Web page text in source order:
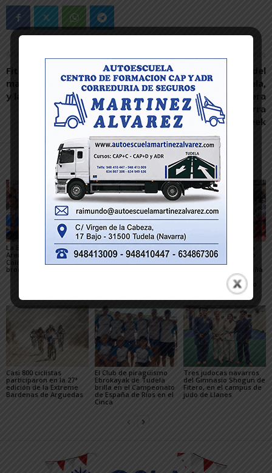
Artículo anterior
Fitero vive unas Navidades
marcadas por la tradición
y la implicación vecinal
Artículo siguiente
Víctor Rodríguez, del
“Consentidos” de Tudela,
ganador de la primera
edición de la Navarra
Cocktail Week
Artículos relacionados Más del autor
La Escuela del Triatlón
Arenas regresa de
Calahorra con dos
bronces nacionales
César Monasterio será
el entrenador del C.D.
El SDR Arenas supera
con éxito el gran reto
Campeonato de España
de Triatlón de Edad
Escolar y del XXV Reto
Casi 800 ciclistas
participaron en la 27ª
edición de la Extreme
Bardenas de Arguedas
El Club de piragüismo
Ebrokayak de Tudela
brilla en el Campeonato
de España de Ríos en el
Cinca
Tres judocas navarros
del Gimnasio Shogun de
Fitero, en el campus de
judo de Llanes